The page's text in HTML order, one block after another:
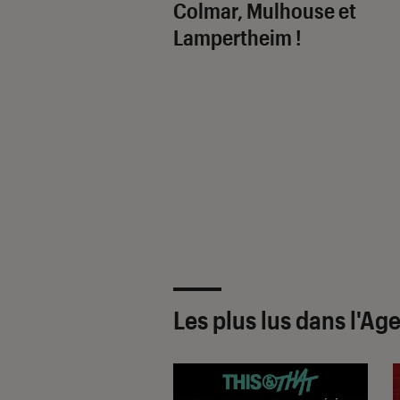
Colmar, Mulhouse et
Lampertheim !
Les plus lus dans